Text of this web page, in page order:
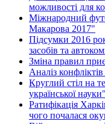
можливості для
Міжнародний
Макарова 2017"
Підсумки 2016
засобів та
Зміна правил
Аналіз
Круглий стіл на
української науки"
Ратифікація
чого почалася